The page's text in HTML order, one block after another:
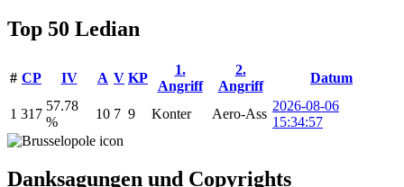
Top 50 Ledian
# CP IV A V KP
1.
Angriff
2.
Angriff
Datum
1 317
57.78
%
10 7 9 Konter Aero-Ass
2026-08-06
15:34:57
Danksagungen und Copyrights